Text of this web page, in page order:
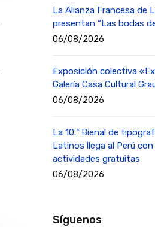
La Alianza Francesa de
presentan “Las bodas
06/08/2026
Exposición colectiva
Galería Casa Cultural
06/08/2026
La 10.ª Bienal de
Latinos llega al Perú
actividades gratuitas
06/08/2026
Síguenos